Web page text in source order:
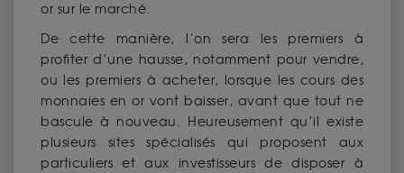
or sur le marché.
De cette manière, l’on sera les premiers à
profiter d’une hausse, notamment pour vendre,
ou les premiers à acheter, lorsque les cours des
monnaies en or vont baisser, avant que tout ne
bascule à nouveau. Heureusement qu’il existe
plusieurs sites spécialisés qui proposent aux
particuliers et aux investisseurs de disposer à